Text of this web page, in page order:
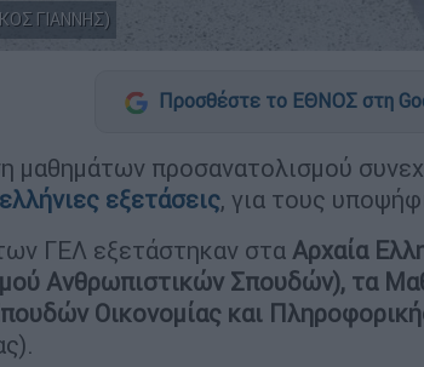
ΓΙΑΝΝΗΣ)
Προσθέστε το ΕΘΝΟΣ στη
μαθημάτων προσανατολισμού
εξετάσεις, για τους
ΓΕΛ εξετάστηκαν στα Αρχαία
Ανθρωπιστικών Σπουδών), τα
Οικονομίας και